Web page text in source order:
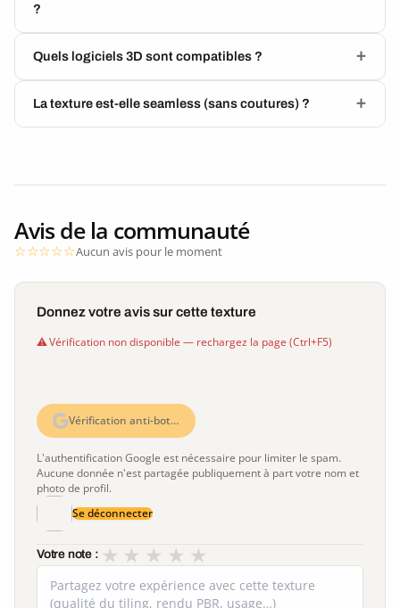
?
Quels logiciels 3D sont compatibles ?
La texture est-elle seamless (sans coutures) ?
Avis de la communauté
Aucun avis pour le moment
Donnez votre avis sur cette texture
Vérification non disponible — rechargez la page (Ctrl+F5)
Vérification anti-bot…
L'authentification Google est nécessaire pour limiter le spam.
Aucune donnée n'est partagée publiquement à part votre nom et
photo de profil.
Se déconnecter
Votre note : ★
★
★
★
★